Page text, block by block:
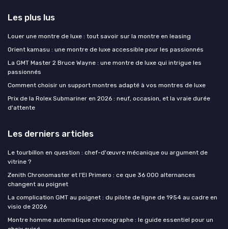
Les plus lus
Louer une montre de luxe : tout savoir sur la montre en leasing
Orient kamasu : une montre de luxe accessible pour les passionnés
La GMT Master 2 Bruce Wayne : une montre de luxe qui intrigue les
passionnés
Comment choisir un support montres adapté à vos montres de luxe
Prix de la Rolex Submariner en 2026 : neuf, occasion, et la vraie durée
d'attente
Les derniers articles
Le tourbillon en question : chef-d'œuvre mécanique ou argument de
vitrine ?
Zenith Chronomaster et l'El Primero : ce que 36 000 alternances
changent au poignet
La complication GMT au poignet : du pilote de ligne de 1954 au cadre en
visio de 2026
Montre homme automatique chronographe : le guide essentiel pour un